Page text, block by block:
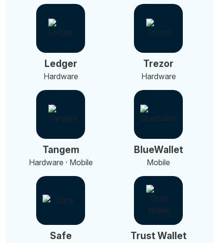
Ledger
Hardware
Trezor
Hardware
Tangem
Hardware · Mobile
BlueWallet
Mobile
Safe Trust Wallet